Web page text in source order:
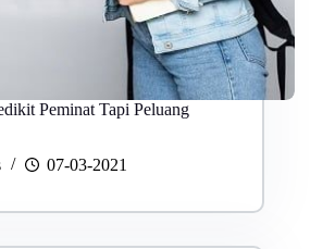
Peminat Tapi Peluang
07-03-2021